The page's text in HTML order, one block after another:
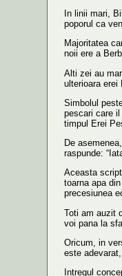
In linii mari,
poporul ca
Majoritatea
noii ere a
Alti zei au
ulterioara erei
Simbolul
pescari care
timpul Erei
De
raspunde:
Aceasta
toarna apa
precesiunea
Toti am auzit
voi pana la
Oricum, in
este
Intregul